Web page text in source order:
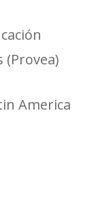
(Provea)
America